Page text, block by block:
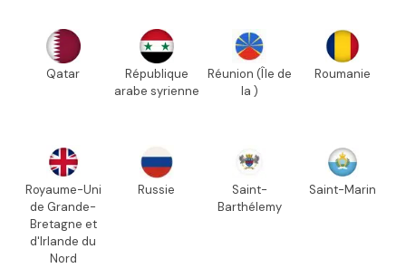
Qatar
République
arabe syrienne
Réunion (Île de
la )
Roumanie
Royaume-Uni
de Grande-
Bretagne et
d'Irlande du
Nord
Russie
Saint-
Barthélemy
Saint-Marin